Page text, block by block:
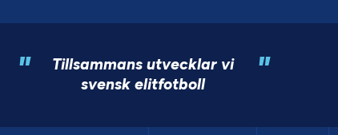
"
Tillsammans utvecklar vi
svensk elitfotboll
"